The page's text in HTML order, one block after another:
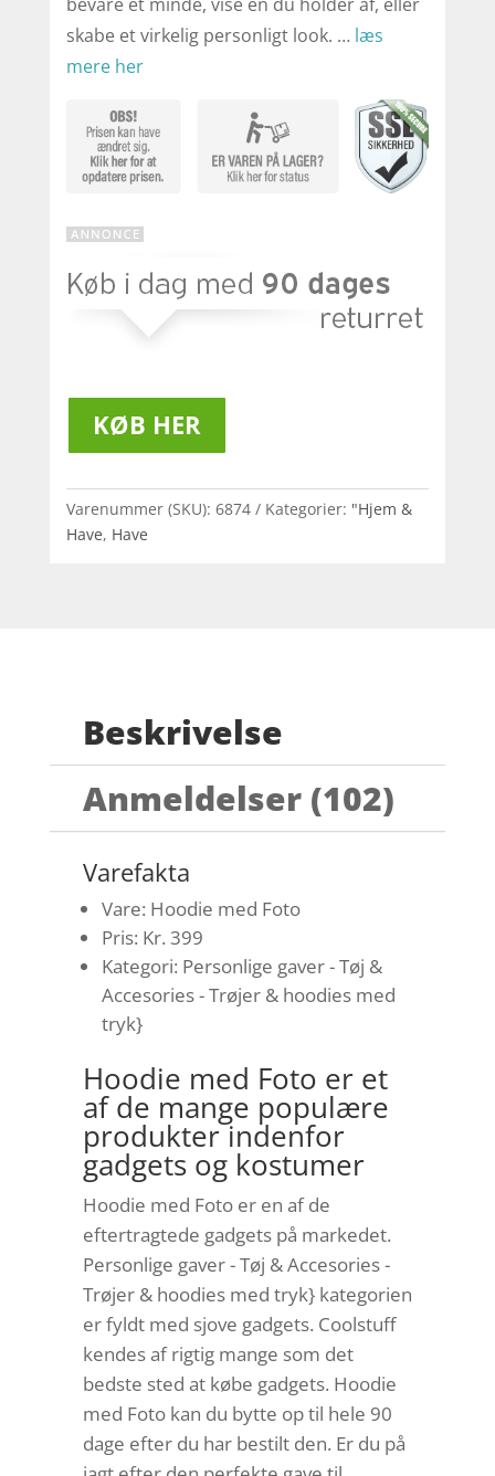
bevare et minde, vise en du holder af, eller
skabe et virkelig personligt look. … læs
mere her
KØB HER
Varenummer (SKU): 6874 Kategorier: "Hjem &
Have, Have
Beskrivelse
Anmeldelser (102)
Varefakta
Vare: Hoodie med Foto
Pris: Kr. 399
Kategori: Personlige gaver - Tøj &
Accesories - Trøjer & hoodies med
tryk}
Hoodie med Foto er et
af de mange populære
produkter indenfor
gadgets og kostumer
Hoodie med Foto er en af de
eftertragtede gadgets på markedet.
Personlige gaver - Tøj & Accesories -
Trøjer & hoodies med tryk} kategorien
er fyldt med sjove gadgets. Coolstuff
kendes af rigtig mange som det
bedste sted at købe gadgets. Hoodie
med Foto kan du bytte op til hele 90
dage efter du har bestilt den. Er du på